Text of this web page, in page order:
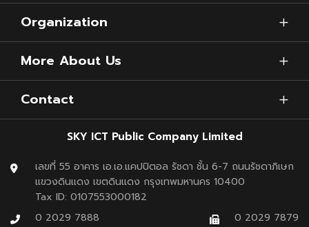
Organization
More About Us
Contact
SKY ICT Public Company Limited
เลขที่ 55 อาคาร เอ.เอ.แคปปิตอล รัชดา ชั้น 6-7 ถนนรัชดาภิเษก
แขวงดินแดง เขตดินแดง กรุงเทพมหานคร 10400
Tax ID: 0107553000182
0 2029 7888
0 2029 7879